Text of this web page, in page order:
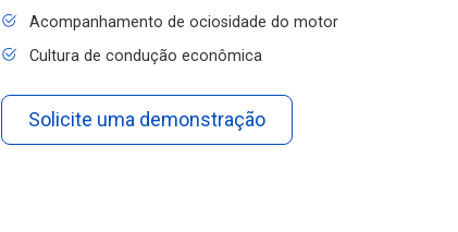
Acompanhamento de ociosidade do motor
Cultura de condução econômica
Solicite uma demonstração